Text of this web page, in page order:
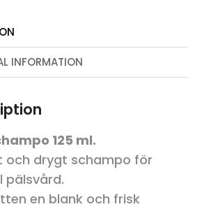
INFORMATION
125 ml.
och drygt schampo för
pälsvård.
en blank och frisk